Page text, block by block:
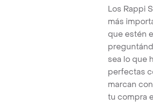
Los Rappi
más
que estén
sea lo que
perfectas
marcan
tu compra